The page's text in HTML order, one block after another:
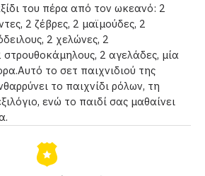
του πέρα από τον ωκεανό: 2
2 ζέβρες, 2 μαϊμούδες, 2
2 χελώνες, 2
2 αγελάδες, μία
το σετ παιχνιδιού της
το παιχνίδι ρόλων, τη
ενώ το παιδί σας μαθαίνει